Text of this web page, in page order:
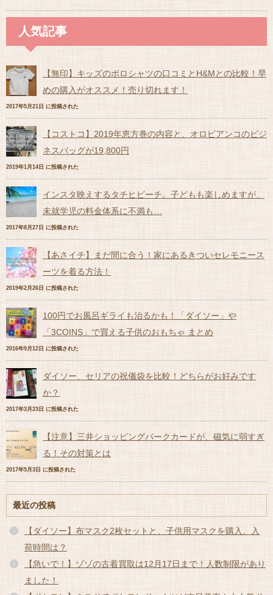
人気記事
【無印】キッズのポロシャツの口コミとH&Mとの比較！早
めの購入がオススメ！売り切れます！
2017年5月21日 に投稿された
【コストコ】2019年恵方巻の内容と、オロビアンコのビジ
ネスバッグが19,800円
2019年1月14日 に投稿された
インスタ映えするタチヒビーチ。子どもも楽しめますが、
未就学児の料金体系に不満も…
2017年8月27日 に投稿された
【あさイチ】まだ間に合う！家にあるきついセレモニース
ーツを着る方法！
2019年2月26日 に投稿された
100円でお風呂ギライも治るかも！「ダイソー」や
「3COINS」で買える子供のおもちゃ まとめ
2016年9月12日 に投稿された
ダイソー、セリアの祝儀袋を比較！どちらがお好みです
か？
2017年3月23日 に投稿された
【注意】三井ショッピングパークカードが、磁気に弱すぎ
る！その対策とは
2017年5月3日 に投稿された
最近の投稿
【ダイソー】布マスク2枚セットと、子供用マスクを購入。入
荷時間は？
【急いで！】ゾゾの古着買取は12月17日まで！人数制限があり
ました！